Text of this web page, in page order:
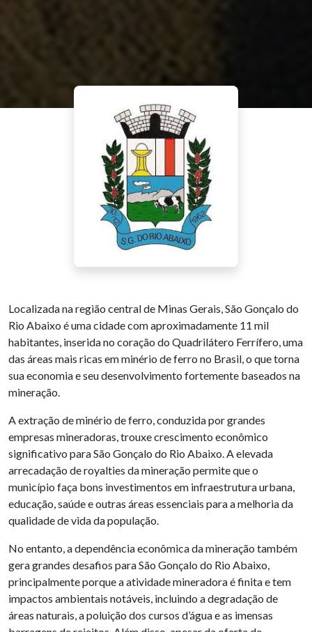
Localizada na região central de Minas Gerais, São Gonçalo do
Rio Abaixo é uma cidade com aproximadamente 11 mil
habitantes, inserida no coração do Quadrilátero Ferrífero, uma
das áreas mais ricas em minério de ferro no Brasil, o que torna
sua economia e seu desenvolvimento fortemente baseados na
mineração.
A extração de minério de ferro, conduzida por grandes
empresas mineradoras, trouxe crescimento econômico
significativo para São Gonçalo do Rio Abaixo. A elevada
arrecadação de royalties da mineração permite que o
município faça bons investimentos em infraestrutura urbana,
educação, saúde e outras áreas essenciais para a melhoria da
qualidade de vida da população.
No entanto, a dependência econômica da mineração também
gera grandes desafios para São Gonçalo do Rio Abaixo,
principalmente porque a atividade mineradora é finita e tem
impactos ambientais notáveis, incluindo a degradação de
áreas naturais, a poluição dos cursos d’água e as imensas